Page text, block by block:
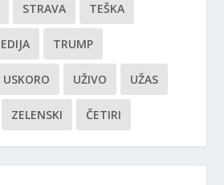
STRAVA TEŠKA
TRUMP
USKORO UŽIVO UŽAS
ZELENSKI ČETIRI